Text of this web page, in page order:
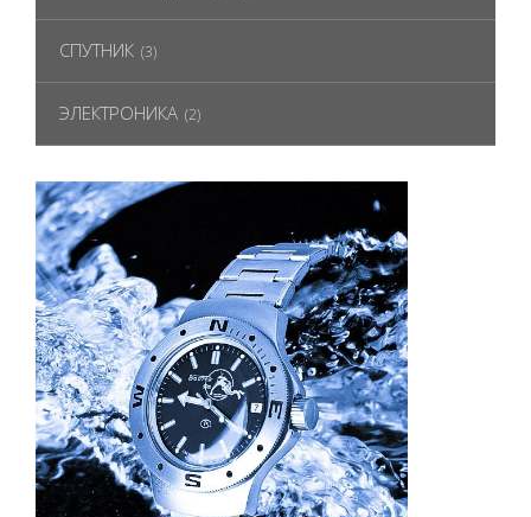
СПУТНИК (3)
ЭЛЕКТРОНИКА (2)